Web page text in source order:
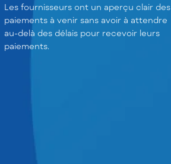
Les fournisseurs ont un aperçu clair des
paiements à venir sans avoir à attendre
au-delà des délais pour recevoir leurs
paiements.